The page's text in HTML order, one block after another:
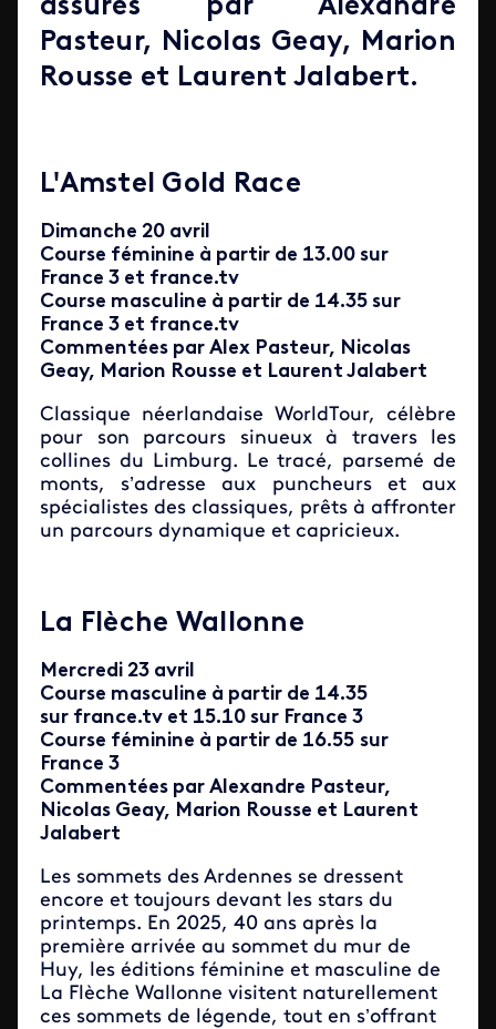
assurés par Alexandre
Pasteur, Nicolas Geay, Marion
Rousse et Laurent Jalabert.
L'Amstel Gold Race
Dimanche 20 avril
Course féminine à partir de 13.00 sur
France 3 et france.tv
Course masculine à partir de 14.35 sur
France 3 et france.tv
Commentées par Alex Pasteur, Nicolas
Geay, Marion Rousse et Laurent Jalabert
Classique néerlandaise WorldTour, célèbre
pour son parcours sinueux à travers les
collines du Limburg. Le tracé, parsemé de
monts, s’adresse aux puncheurs et aux
spécialistes des classiques, prêts à affronter
un parcours dynamique et capricieux.
La Flèche Wallonne
Mercredi 23 avril
Course masculine à partir de 14.35
sur france.tv et 15.10 sur France 3
Course féminine à partir de 16.55 sur
France 3
Commentées par Alexandre Pasteur,
Nicolas Geay, Marion Rousse et Laurent
Jalabert
Les sommets des Ardennes se dressent
encore et toujours devant les stars du
printemps. En 2025, 40 ans après la
première arrivée au sommet du mur de
Huy, les éditions féminine et masculine de
La Flèche Wallonne visitent naturellement
ces sommets de légende, tout en s’offrant